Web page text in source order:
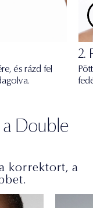
és rázd fel
2.
a Double
korrektort, a